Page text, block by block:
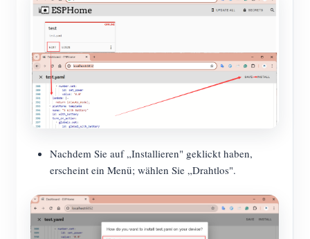
Nachdem Sie auf „Installieren" geklickt haben,
erscheint ein Menü; wählen Sie „Drahtlos".